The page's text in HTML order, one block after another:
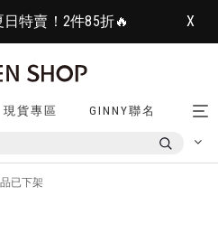
日特賣！2件85折🔥 X
現貨專區 GINNY聯名
已下架